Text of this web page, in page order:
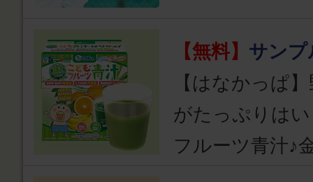
【無料】 サンプ
【はなかっぱ
がたっぷりは
フルーツ青汁♪